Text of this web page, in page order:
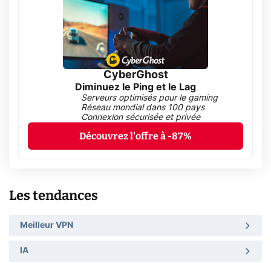
CyberGhost
Diminuez le Ping et le Lag
Serveurs optimisés pour le gaming
Réseau mondial dans 100 pays
Connexion sécurisée et privée
Découvrez l'offre à -87%
Les tendances
Meilleur VPN
IA